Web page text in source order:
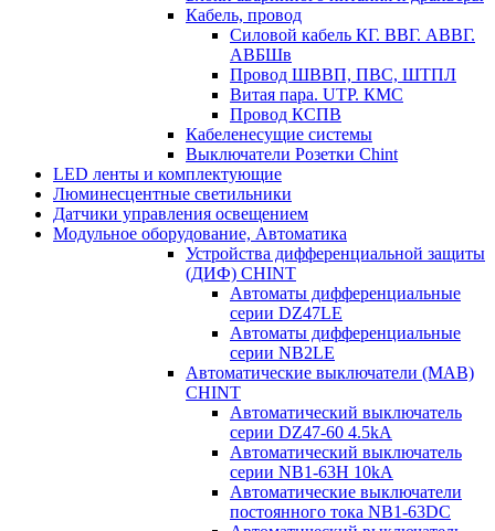
Кабель, провод
Силовой кабель КГ. ВВГ. АВВГ.
АВБШв
Провод ШВВП, ПВС, ШТПЛ
Витая пара. UTP. КМС
Провод КСПВ
Кабеленесущие системы
Выключатели Розетки Chint
LED ленты и комплектующие
Люминесцентные светильники
Датчики управления освещением
Модульное оборудование, Автоматика
Устройства дифференциальной защиты
(ДИФ) CHINT
Автоматы дифференциальные
серии DZ47LE
Автоматы дифференциальные
серии NB2LE
Автоматические выключатели (МАВ)
CHINT
Автоматический выключатель
серии DZ47-60 4.5kA
Автоматический выключатель
серии NB1-63H 10kA
Автоматические выключатели
постоянного тока NB1-63DC